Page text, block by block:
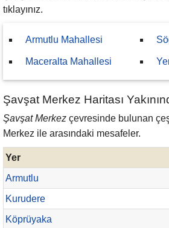
tıklayınız.
Armutlu Mahallesi
Maceralta Mahallesi
Şavşat Merkez Haritası
Şavşat Merkez çevresinde bulunan
Merkez ile arasındaki mesafeler.
Yer
Armutlu
Kurudere
Köprüyaka